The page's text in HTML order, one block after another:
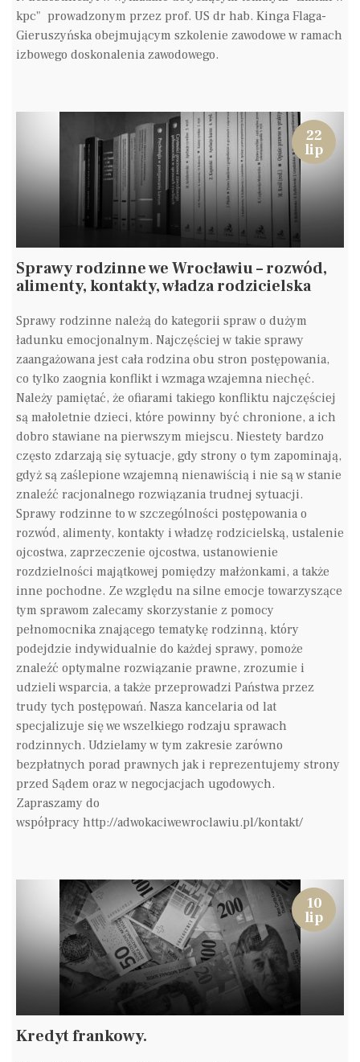
kpc" prowadzonym przez prof. US dr hab. Kinga Flaga-
Gieruszyńska obejmującym szkolenie zawodowe w ramach
izbowego doskonalenia zawodowego.
22
lip
Sprawy rodzinne we Wrocławiu – rozwód,
alimenty, kontakty, władza rodzicielska
Sprawy rodzinne należą do kategorii spraw o dużym
ładunku emocjonalnym. Najczęściej w takie sprawy
zaangażowana jest cała rodzina obu stron postępowania,
co tylko zaognia konflikt i wzmaga wzajemna niechęć.
Należy pamiętać, że ofiarami takiego konfliktu najczęściej
są małoletnie dzieci, które powinny być chronione, a ich
dobro stawiane na pierwszym miejscu. Niestety bardzo
często zdarzają się sytuacje, gdy strony o tym zapominają,
gdyż są zaślepione wzajemną nienawiścią i nie są w stanie
znaleźć racjonalnego rozwiązania trudnej sytuacji.
Sprawy rodzinne to w szczególności postępowania o
rozwód, alimenty, kontakty i władzę rodzicielską, ustalenie
ojcostwa, zaprzeczenie ojcostwa, ustanowienie
rozdzielności majątkowej pomiędzy małżonkami, a także
inne pochodne. Ze względu na silne emocje towarzyszące
tym sprawom zalecamy skorzystanie z pomocy
pełnomocnika znającego tematykę rodzinną, który
podejdzie indywidualnie do każdej sprawy, pomoże
znaleźć optymalne rozwiązanie prawne, zrozumie i
udzieli wsparcia, a także przeprowadzi Państwa przez
trudy tych postępowań. Nasza kancelaria od lat
specjalizuje się we wszelkiego rodzaju sprawach
rodzinnych. Udzielamy w tym zakresie zarówno
bezpłatnych porad prawnych jak i reprezentujemy strony
przed Sądem oraz w negocjacjach ugodowych.
Zapraszamy do
współpracy http://adwokaciwewroclawiu.pl/kontakt/
10
lip
Kredyt frankowy.